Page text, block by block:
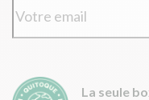
La seule